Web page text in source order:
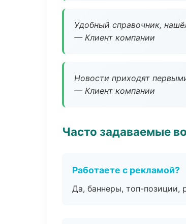
Удобный справочник,
— Клиент компании
Новости приходят
— Клиент компании
Часто задаваемые
Работаете с рекламой?
Да, баннеры, топ-позиции,